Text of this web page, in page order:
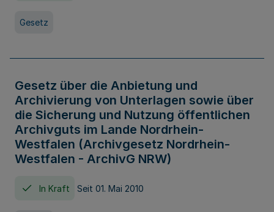
Gesetz
Gesetz über die Anbietung und
Archivierung von Unterlagen sowie über
die Sicherung und Nutzung öffentlichen
Archivguts im Lande Nordrhein-
Westfalen (Archivgesetz Nordrhein-
Westfalen - ArchivG NRW)
In Kraft Seit 01. Mai 2010